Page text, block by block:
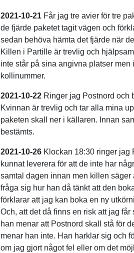
2021-10-21 Får jag tre avier för tre
de fjärde paketet tagit vägen och
sedan behöva hämta det fjärde när
Killen i Partille är trevlig och
inte står på sina angivna platser
kollinummer.
2021-10-22 Ringer jag Postnord och
Kvinnan är trevlig och tar alla mina
paketen skall ner i källaren. Innan
bestämts.
2021-10-26 Klockan 18:30 ringer jag
kunnat leverera för att de inte har
samtal dagen innan men killen
fråga sig hur han då tänkt att den
förklarar att jag kan boka en ny
Och, att det då finns en risk att jag
han menar att Postnord skall stå för
menar han inte. Han harklar sig och
om jag gjort något fel eller om det